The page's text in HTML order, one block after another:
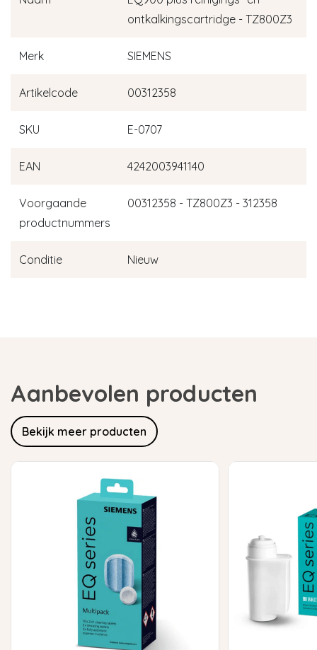
ontkalkingscartridge - TZ800Z3
Merk SIEMENS
Artikelcode 00312358
SKU E-0707
EAN 4242003941140
Voorgaande
productnummers
00312358 - TZ800Z3 - 312358
Conditie Nieuw
Aanbevolen producten
Bekijk meer producten